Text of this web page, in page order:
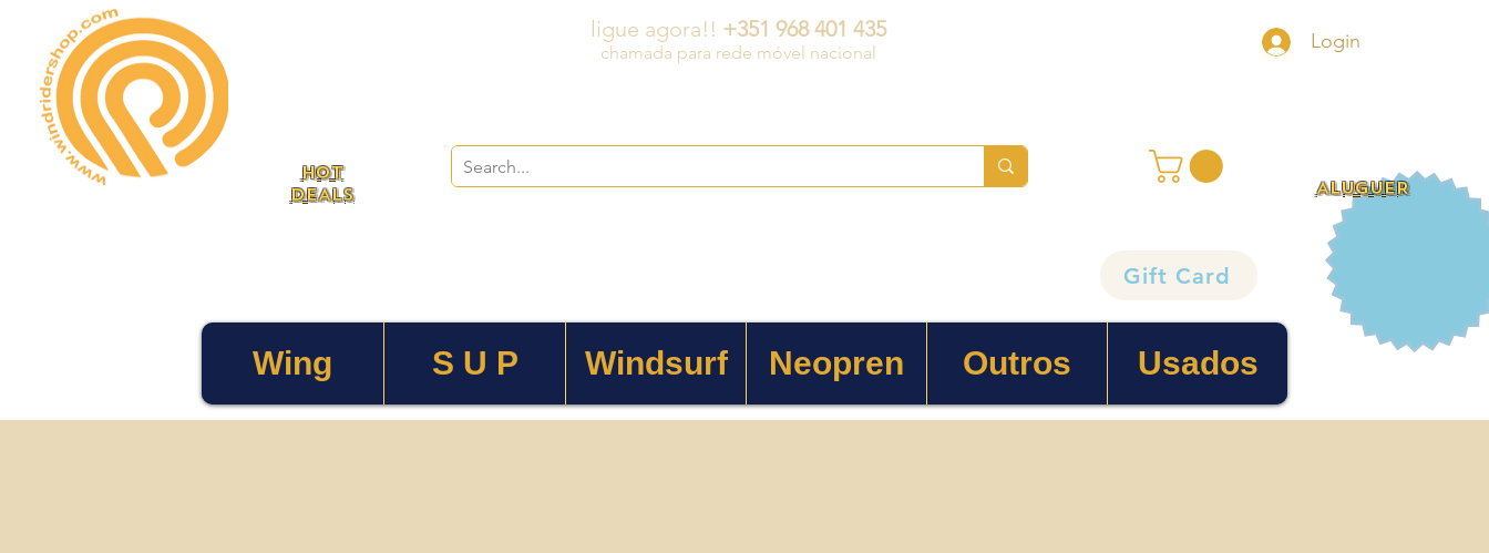
HOT
DEALS
ligue agora!! +351 968 401 435
chamada para rede móvel nacional Login
ALUGUER
Gift Card
Wing S U P Windsurf Neopren Outros Usados